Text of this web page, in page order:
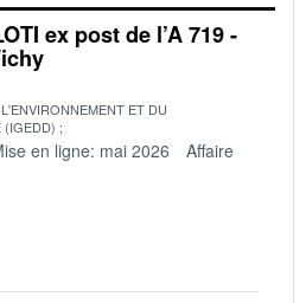
ex post de l’A 719 -
ET DU
(IGEDD)
en ligne: mai 2026
Affaire